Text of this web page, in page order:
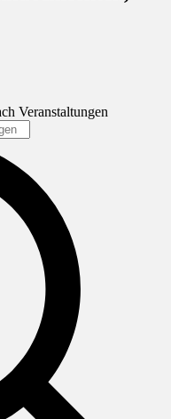
Veranstaltungen